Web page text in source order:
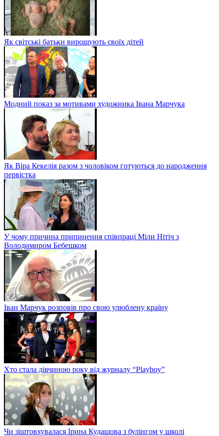
Як світські батьки вирощують своїх дітей
Модний показ за мотивами художника Івана Марчука
Як Віра Кекелія разом з чоловіком готуються до народження
первістка
У чому причина припинення співпраці Міли Нітіч з
Володимиром Бебешком
Іван Марчук розповів про свою улюблену країну
Хто стала дівчиною року від журналу “Playboy”
Чи зіштовхувалася Ірина Кудашова з булінгом у школі